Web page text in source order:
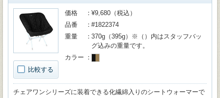
比較する
価格
¥9,680（税込）
品番
#1822374
重量
370g（395g）※（）内はスタッフバッ
グ込みの重量です。
カラー
チェアワンシリーズに装着できる化繊綿入りのシートウォーマーで